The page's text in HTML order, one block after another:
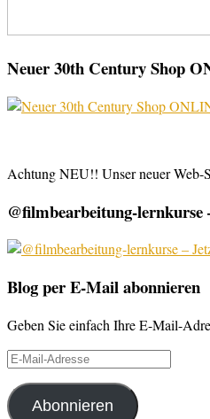
Neuer 30th Century Shop
Achtung NEU!! Unser neuer
@filmbearbeitung-
Blog per E-Mail abonnieren
Geben Sie einfach Ihre E-Mail-
E-
Mail-
Adresse
Abonnieren